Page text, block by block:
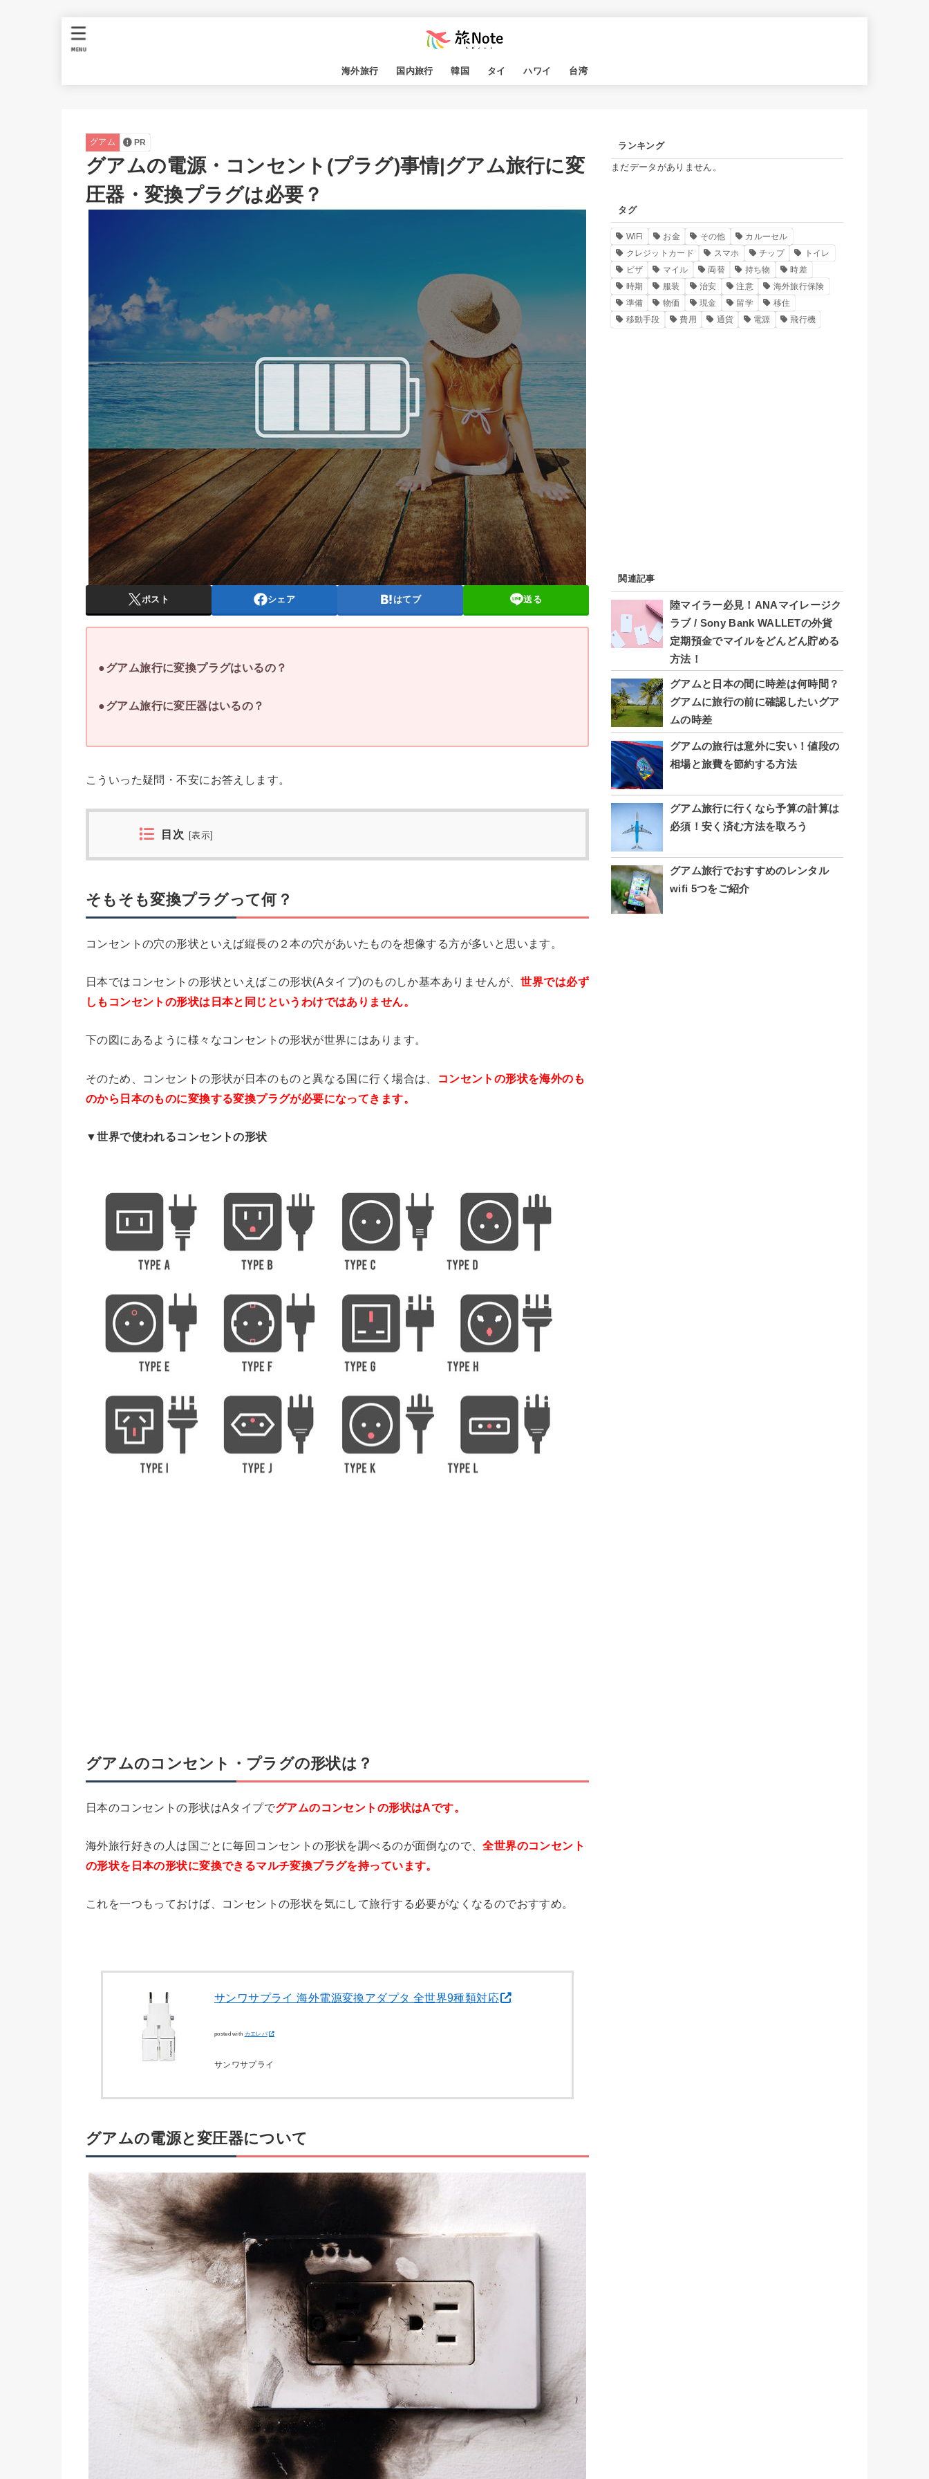
海外旅行 国内旅行 韓国 タイ ハワイ 台湾
MENU
グアム PR
グアムの電源・コンセント(プラグ)事情|グアム旅行に変
圧器・変換プラグは必要？
ポスト シェア はてブ 送る
●グアム旅行に変換プラグはいるの？
●グアム旅行に変圧器はいるの？
こういった疑問・不安にお答えします。
目次 [表示]
そもそも変換プラグって何？
コンセントの穴の形状といえば縦長の２本の穴があいたものを想像する方が多いと思います。
日本ではコンセントの形状といえばこの形状(Aタイプ)のものしか基本ありませんが、世界では必ず
しもコンセントの形状は日本と同じというわけではありません。
下の図にあるように様々なコンセントの形状が世界にはあります。
そのため、コンセントの形状が日本のものと異なる国に行く場合は、
コンセントの形状を海外のも
のから日本のものに変換する変換プラグが必要になってきます。
▼世界で使われるコンセントの形状
グアムのコンセント・プラグの形状は？
日本のコンセントの形状はAタイプでグアムのコンセントの形状はAです。
海外旅行好きの人は国ごとに毎回コンセントの形状を調べるのが面倒なので、全世界のコンセント
の形状を日本の形状に変換できるマルチ変換プラグを持っています。
これを一つもっておけば、コンセントの形状を気にして旅行する必要がなくなるのでおすすめ。
サンワサプライ 海外電源変換アダプタ 全世界9種類対応
posted with カエレバ
サンワサプライ
グアムの電源と変圧器について
ランキング
まだデータがありません。
タグ
WiFi お金 その他
カルーセル
クレジットカード
スマホ チップ
トイレ
ビザ
マイル 両替 持ち物
時差
時期
服装 治安 注意
海外旅行保険
準備
物価 現金 留学
移住
移動手段
費用 通貨 電源 飛行機
関連記事
陸マイラー必見！ANAマイレージク
ラブ / Sony Bank WALLETの外貨
定期預金でマイルをどんどん貯める
方法！
グアムと日本の間に時差は何時間？
グアムに旅行の前に確認したいグア
ムの時差
グアムの旅行は意外に安い！値段の
相場と旅費を節約する方法
グアム旅行に行くなら予算の計算は
必須！安く済む方法を取ろう
グアム旅行でおすすめのレンタル
wifi 5つをご紹介